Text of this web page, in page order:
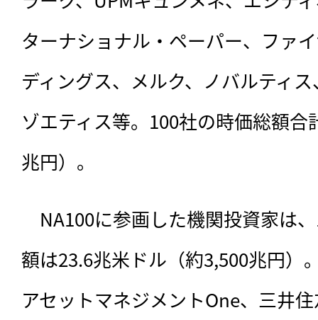
ターナショナル・ペーパー、ファ
ディングス、メルク、ノバルティ
ゾエティス等。100社の時価総額
兆円）。
NA100に参画した機関投資家は
額は23.6兆米ドル（約3,500兆円）
アセットマネジメントOne、三井